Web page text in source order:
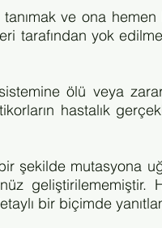
ve ona
tarafından yok
hastalık
şekilde mutasyona
geliştirilememiştir.
bir biçimde